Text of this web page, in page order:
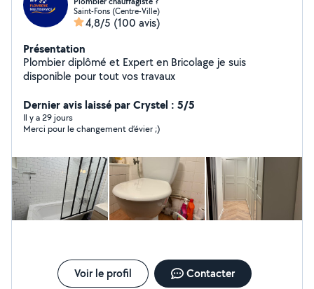
Saint-Fons (Centre-Ville)
4,8/5 (100 avis)
Présentation
Plombier diplômé et Expert en Bricolage je suis
disponible pour tout vos travaux
Dernier avis laissé par Crystel : 5/5
Il y a 29 jours
Merci pour le changement d’évier ;)
Voir le profil Contacter